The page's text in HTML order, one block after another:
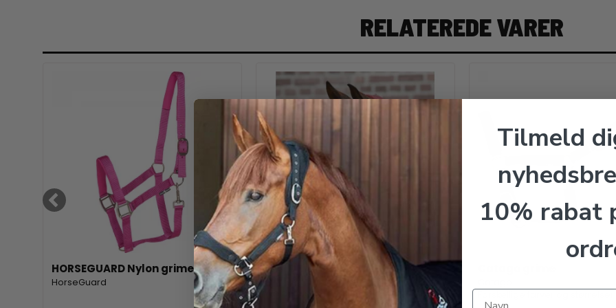
RELATEREDE VARER
HORSEGUARD Nylon grime
HorseGuard
WALDHAUSEN PREMIUM Soft
grime
Waldhausen
Tilmeld
10% rabat